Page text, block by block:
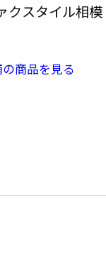
クスタイル相模
商品を見る